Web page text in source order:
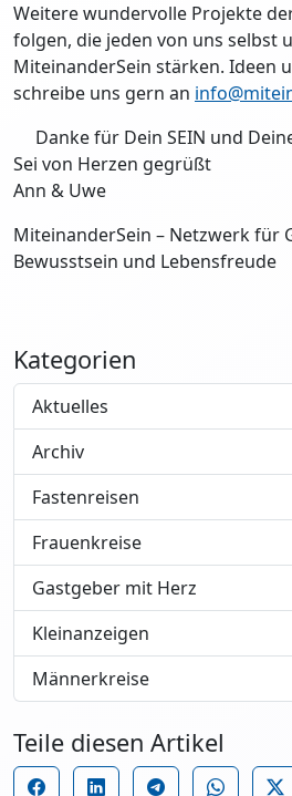
Weitere wundervolle Projekte
folgen, die jeden von uns selbst
MiteinanderSein stärken. Ideen
schreibe uns gern an
Danke für Dein SEIN und
Sei von Herzen gegrüßt
Ann & Uwe
MiteinanderSein – Netzwerk für
Bewusstsein und Lebensfreude
Kategorien
Aktuelles
Archiv
Fastenreisen
Frauenkreise
Gastgeber mit Herz
Kleinanzeigen
Männerkreise
Teile diesen Artikel